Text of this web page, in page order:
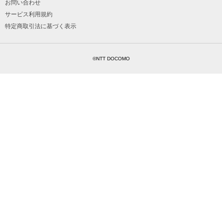
お問い合わせ
サービス利用規約
特定商取引法に基づく表示
©NTT DOCOMO